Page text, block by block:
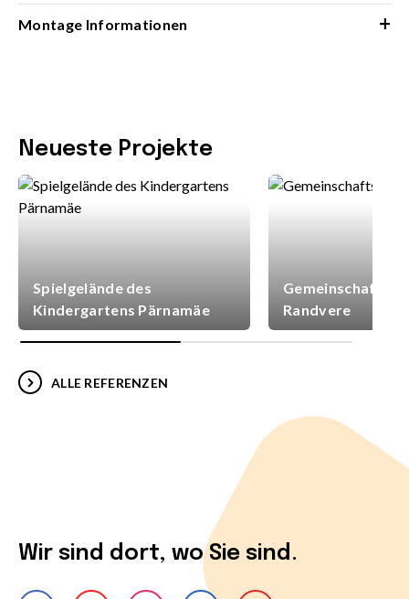
Montage Informationen +
Neueste Projekte
Spielgelände des
Kindergartens Pärnamäe
Randvere
ALLE REFERENZEN
Wir sind dort, wo Sie sind.